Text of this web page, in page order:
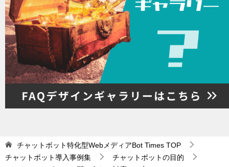
チャットボット特化型WebメディアBot Times TOP
チャットボット導入事例集
チャットボットの目的